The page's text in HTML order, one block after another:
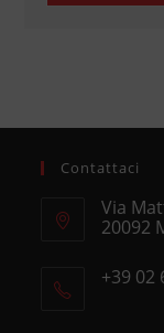
Contattaci
Via
20092
in
+39 02